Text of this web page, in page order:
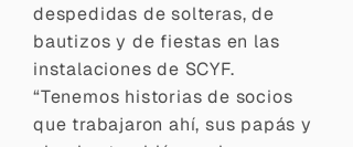
despedidas de solteras, de
bautizos y de fiestas en las
instalaciones de SCYF.
“Tenemos historias de socios
que trabajaron ahí, sus papás y